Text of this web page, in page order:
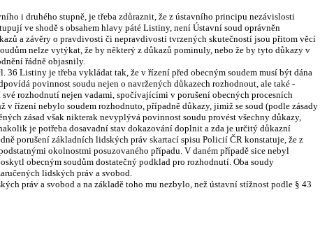
i druhého stupně, je třeba zdůraznit, že z ústavního principu nezávislosti
ve shodě s obsahem hlavy páté Listiny, není Ústavní soud oprávněn
a závěry o pravdivosti či nepravdivosti tvrzených skutečností jsou přitom věcí
nelze vytýkat, že by některý z důkazů pominuly, nebo že by tyto důkazy v
řádně objasnily.
Listiny je třeba vykládat tak, že v řízení před obecným soudem musí být dána
povinnost soudu nejen o navržených důkazech rozhodnout, ale také -
rozhodnutí nejen vadami, spočívajícími v porušení obecných procesních
v řízení nebylo soudem rozhodnuto, případně důkazy, jimiž se soud (podle zásady
zásad však nikterak nevyplývá povinnost soudu provést všechny důkazy,
je potřeba dosavadní stav dokazování doplnit a zda je určitý důkazní
porušení základních lidských práv skartací spisu Policií ČR konstatuje, že z
okolnostmi posuzovaného případu. V daném případě sice nebyl
obecným soudům dostatečný podklad pro rozhodnutí. Oba soudy
lidských práv a svobod.
práv a svobod a na základě toho mu nezbylo, než ústavní stížnost podle § 43